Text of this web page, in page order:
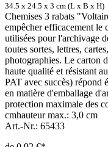
34.5 x 24.5 x 3 cm (L x B x H)
Chemises 3 rabats
empêcher efficacement le
utilisées pour l'archivage
toutes sortes, lettres,
photographies. Le carton
haute qualité et résistant
PAT avec succès) répond
en matière d'emballage
protection maximale des
cmhauteur max.: 3,0 cm
Art.-Nr.: 65433